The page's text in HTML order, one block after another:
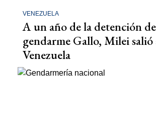
VENEZUELA
A un año de la detención
gendarme Gallo, Milei salió
Venezuela